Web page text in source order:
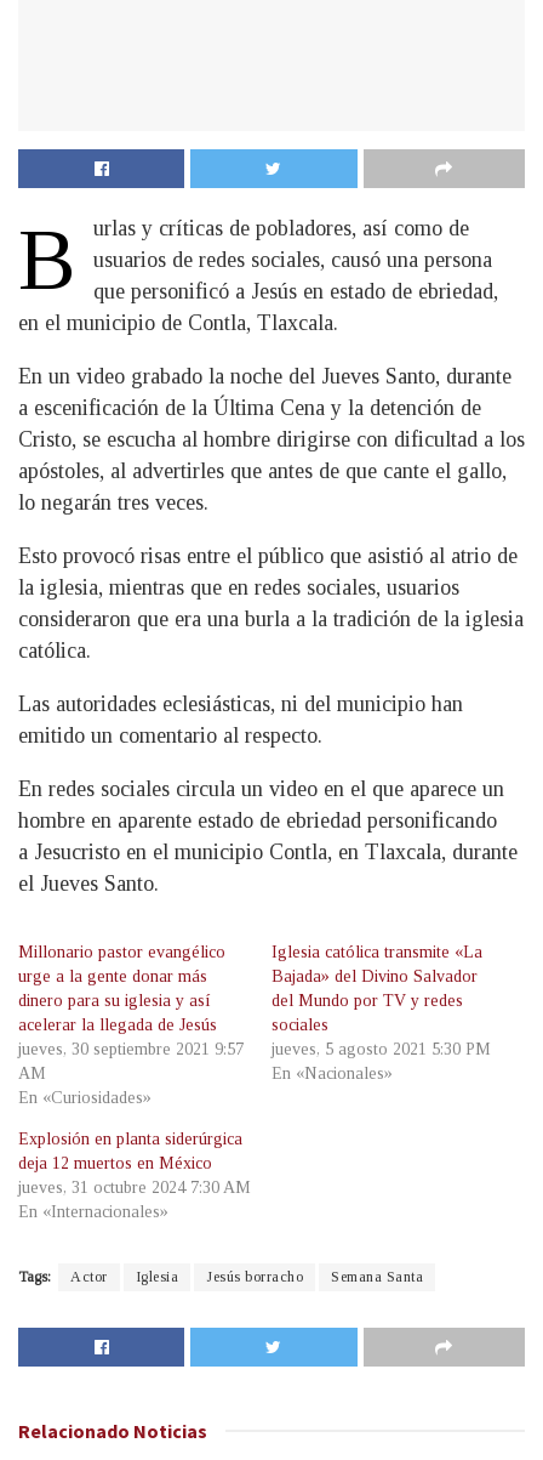
B
urlas y críticas de pobladores, así como de
usuarios de redes sociales, causó una persona
que personificó a Jesús en estado de ebriedad,
en el municipio de Contla, Tlaxcala.
En un video grabado la noche del Jueves Santo, durante
a escenificación de la Última Cena y la detención de
Cristo, se escucha al hombre dirigirse con dificultad a los
apóstoles, al advertirles que antes de que cante el gallo,
lo negarán tres veces.
Esto provocó risas entre el público que asistió al atrio de
la iglesia, mientras que en redes sociales, usuarios
consideraron que era una burla a la tradición de la iglesia
católica.
Las autoridades eclesiásticas, ni del municipio han
emitido un comentario al respecto.
En redes sociales circula un video en el que aparece un
hombre en aparente estado de ebriedad personificando
a Jesucristo en el municipio Contla, en Tlaxcala, durante
el Jueves Santo.
Millonario pastor evangélico
urge a la gente donar más
dinero para su iglesia y así
acelerar la llegada de Jesús
jueves, 30 septiembre 2021 9:57
AM
En «Curiosidades»
Iglesia católica transmite «La
Bajada» del Divino Salvador
del Mundo por TV y redes
sociales
jueves, 5 agosto 2021 5:30 PM
En «Nacionales»
Explosión en planta siderúrgica
deja 12 muertos en México
jueves, 31 octubre 2024 7:30 AM
En «Internacionales»
Tags: Actor Iglesia Jesús borracho Semana Santa
Relacionado Noticias